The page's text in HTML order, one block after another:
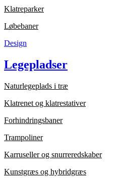
Klatreparker
Løbebaner
Design
Legepladser
Naturlegeplads i træ
Klatrenet og klatrestativer
Forhindringsbaner
Trampoliner
Karruseller og snurreredskaber
Kunstgræs og hybridgræs